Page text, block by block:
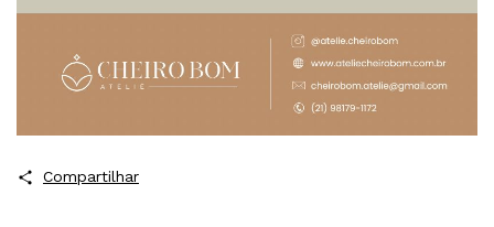
Compartilhar